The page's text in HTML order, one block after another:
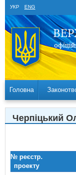
УКР ENG
Головна
Черпіцький
№ реєстр.
проекту